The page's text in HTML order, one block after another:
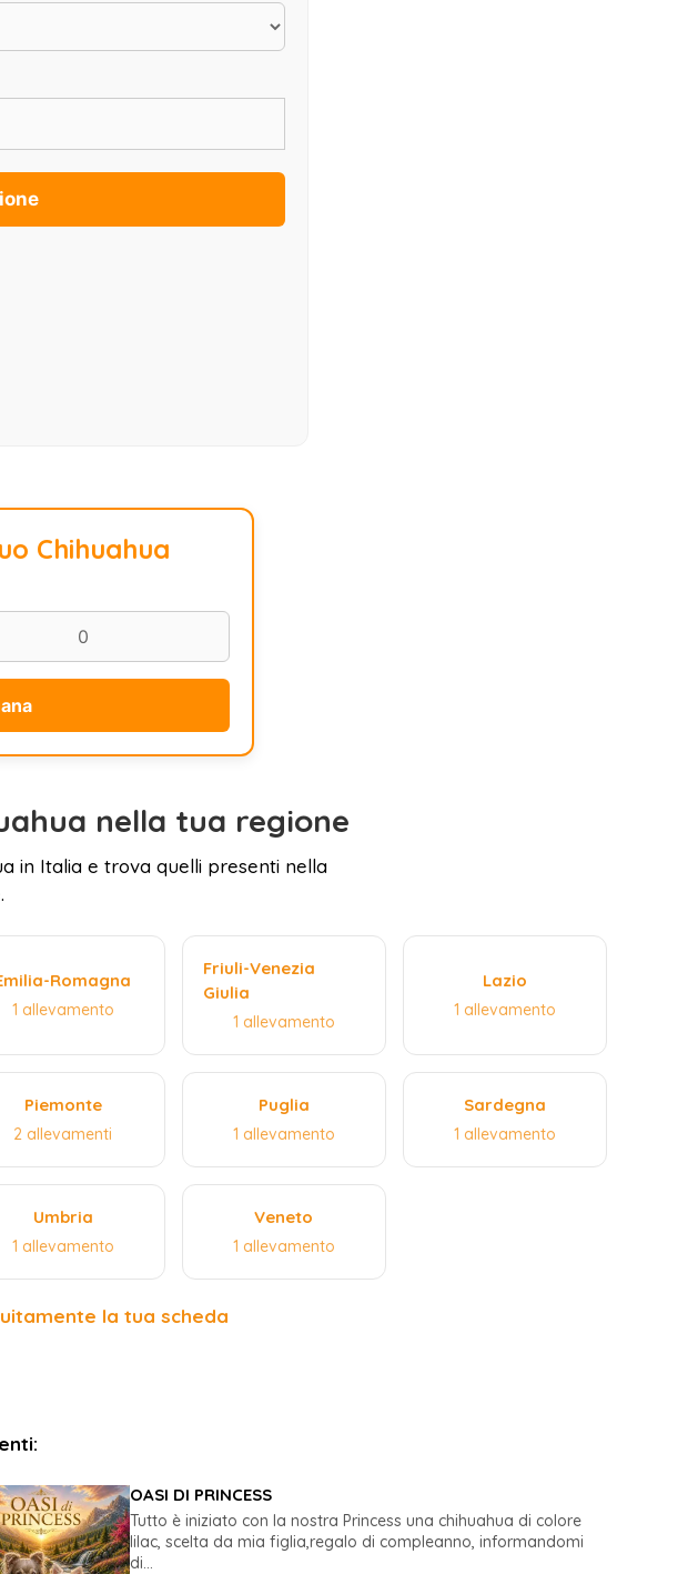
Chihuahua
nella tua regione
in Italia e trova quelli presenti nella
Romagna
1 allevamento
Friuli-Venezia
Giulia
1 allevamento
Lazio
1 allevamento
Piemonte
2 allevamenti
Puglia
1 allevamento
Sardegna
1 allevamento
Umbria
1 allevamento
Veneto
1 allevamento
la tua scheda
OASI DI PRINCESS
Tutto è iniziato con la nostra Princess una chihuahua di colore
lilac, scelta da mia figlia,regalo di compleanno, informandomi
di...